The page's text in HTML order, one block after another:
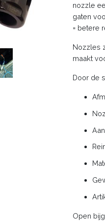
nozzle
gaten
= betere
Nozzles
maakt
Door de
Open